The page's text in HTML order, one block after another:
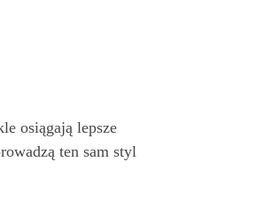
osiągają lepsze
ten sam styl